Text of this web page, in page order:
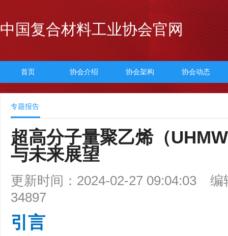
中国复合材料工业协会官网
首页 协会介绍 协会架构 协会动态
专题报告
超高分子量聚乙烯（
与未来展望
更新时间：2024-02-27 09:04:03
编
34897
引言